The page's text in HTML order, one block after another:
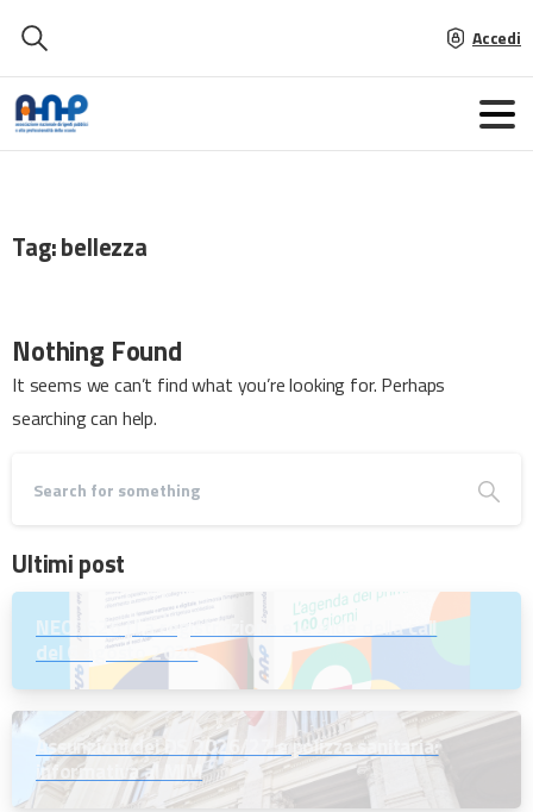
Accedi
Tag:bellezza
Nothing Found
It seems we can’t find what you’re looking for. Perhaps
searching can help.
Ultimi post
NEODS26 | La registrazione e le slide della call
del 6 agosto 2026
Assunzioni dei DS 2026/27 e polizza sanitaria:
informativa al MIM